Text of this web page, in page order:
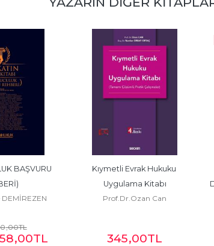
BAŞVURU
,00TL
,00TL
Kıymetli Evrak Hukuku
Uygulama Kitabı
Prof.Dr.Ozan Can
345,00TL